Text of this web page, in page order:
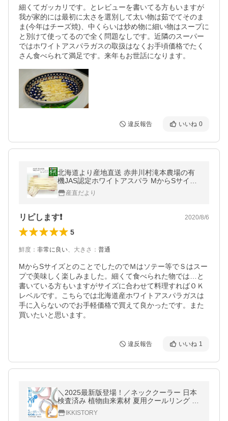
細くてガッカリです。とレビューを書いてる方もいますが
我が家的には最初に太さを選別して太い物は茹でてそのま
ま(今年はチーズ焼)、中くらいは炒め物に細い物はスープに
と別けて使ってるので全く問題なしです。近隣のスーパー
ではホワイトアスパラガスの取扱はなくお手頃価格でたく
さん食べられて満足です。来年もお世話になります。
違反報告 いいね 0
北海道より産地直送 赤井川村滝本農場の有
機JAS認定ホワイトアスパラ MからSサイズ
1キロ 送料無料 アスパラガス ※クール便発
送 産直だより
リピします❗ 2020/8/6
5
鮮度 ： 非常に良い、 大きさ ： 普通
MからSサイズとのことでしたのでＭはソテー等でＳはスー
プで美味しく楽しみました。細くて食べられた物では…と
書いている方もいますがサイズに合わせて料理すればＯＫ
レベルです。こちらでは北海道産ホワイトアスパラガスは
手に入らないのでお手軽価格で買えて良かったです。また
買いたいと思います。
違反報告 いいね 1
＼2025最新版登場！／ネッククーラー 日本
検査済み 植物由来素材 夏用クールリング ひ
んやりリング クールリング アイス クールネ
ック 首 冷却グッズ 猛暑対策
IKKISTORY